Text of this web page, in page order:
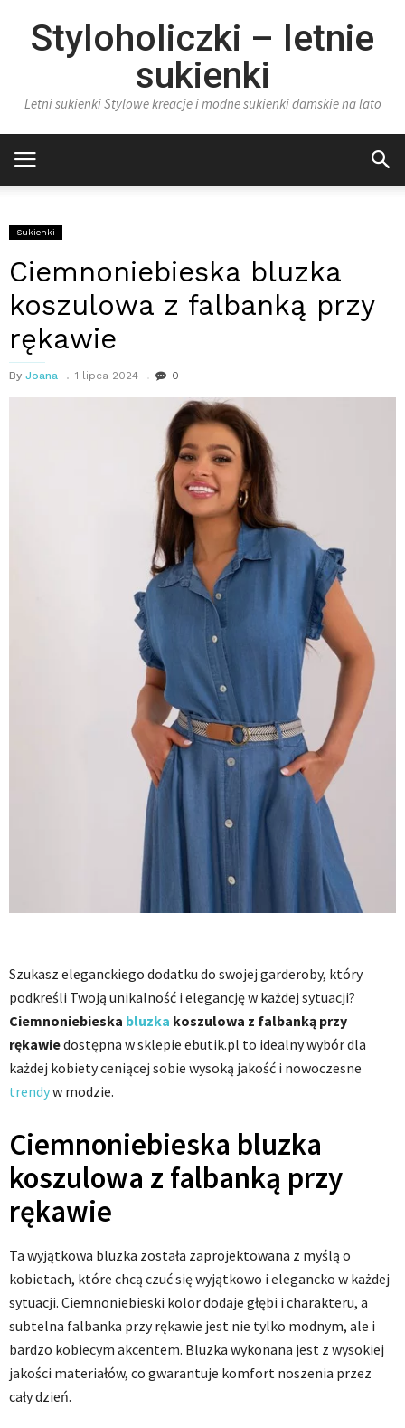
Styloholiczki – letnie
sukienki
Letni sukienki Stylowe kreacje i modne sukienki damskie na lato
Sukienki
Ciemnoniebieska bluzka
koszulowa z falbanką przy
rękawie
By Joana 1 lipca 2024 0
Szukasz eleganckiego dodatku do swojej garderoby, który
podkreśli Twoją unikalność i elegancję w każdej sytuacji?
Ciemnoniebieska bluzka koszulowa z falbanką przy
rękawiedostępna w sklepie ebutik.pl to idealny wybór dla
każdej kobiety ceniącej sobie wysoką jakość i nowoczesne
trendyw modzie.
Ciemnoniebieska bluzka
koszulowa z falbanką przy
rękawie
Ta wyjątkowa bluzka została zaprojektowana z myślą o
kobietach, które chcą czuć się wyjątkowo i elegancko w każdej
sytuacji. Ciemnoniebieski kolor dodaje głębi i charakteru, a
subtelna falbanka przy rękawie jest nie tylko modnym, ale i
bardzo kobiecym akcentem. Bluzka wykonana jest z wysokiej
jakości materiałów, co gwarantuje komfort noszenia przez
cały dzień.